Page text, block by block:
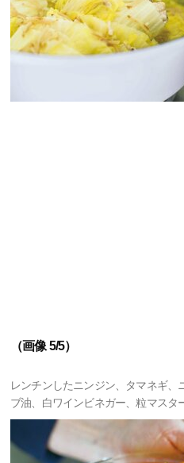
（画像 5/5）
レンチンしたニンジン、タマネギ
ブ油、白ワインビネガー、粒マスタ